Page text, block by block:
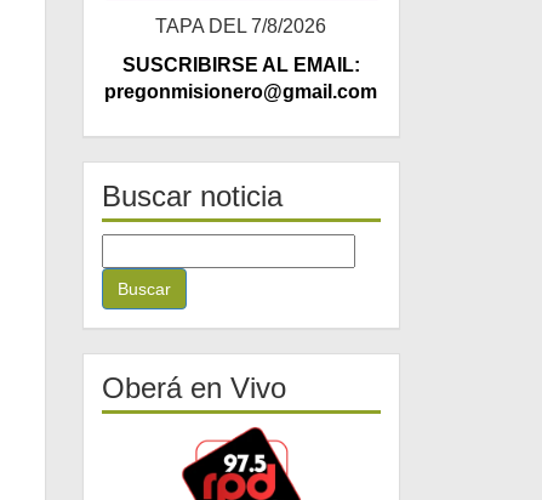
TAPA DEL 7/8/2026
SUSCRIBIRSE AL EMAIL:
pregonmisionero@gmail.com
Buscar noticia
u
c
a
r
:
Oberá en Vivo